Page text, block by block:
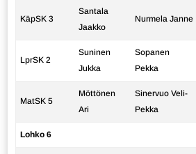
KäpSK 3
Santala
Jaakko
Nurmela Janne
LprSK 2
Suninen
Jukka
Sopanen
Pekka
MatSK 5
Möttönen
Ari
Sinervuo Veli-
Pekka
Lohko 6